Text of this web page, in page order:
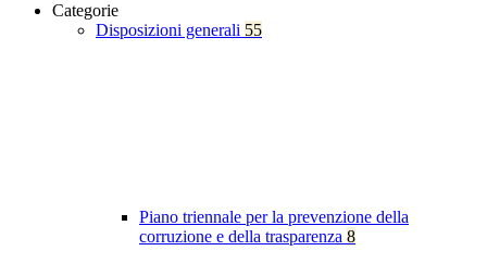
Categorie
Disposizioni generali 55
Piano triennale per la prevenzione della
corruzione e della trasparenza 8